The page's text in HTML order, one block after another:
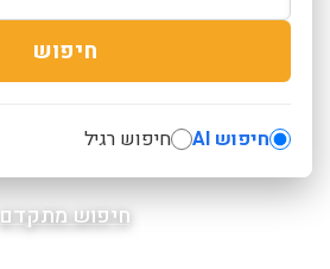
חיפוש
חיפוש AI חיפוש רגיל
חיפוש מתקדם